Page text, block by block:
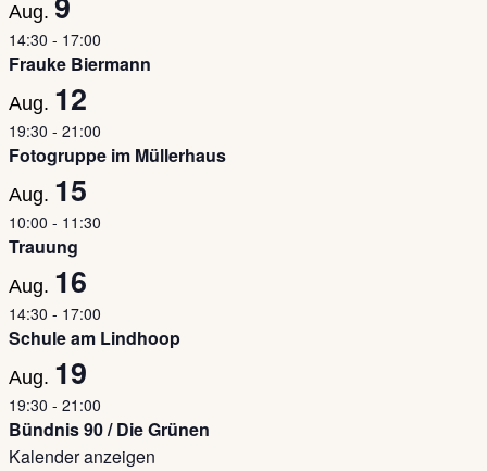
Aug.
14:30 - 17:00
Frauke Biermann
Aug. 12
19:30 - 21:00
Fotogruppe im Müllerhaus
Aug. 15
10:00 - 11:30
Trauung
Aug. 16
14:30 - 17:00
Schule am Lindhoop
Aug. 19
19:30 - 21:00
Bündnis 90 / Die Grünen
Kalender anzeigen